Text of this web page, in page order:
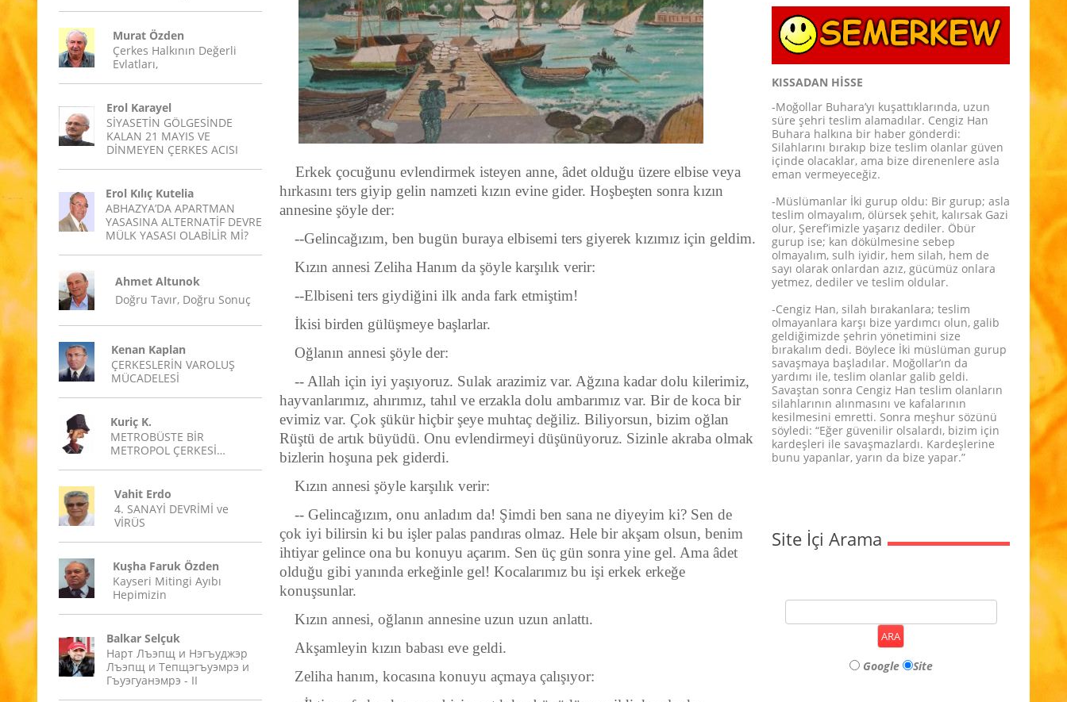
Murat Özden
Çerkes Halkının Değerli
Evlatları,
Erol Karayel
SİYASETİN GÖLGESİNDE
KALAN 21 MAYIS VE
DİNMEYEN ÇERKES ACISI
Erol Kılıç Kutelia
ABHAZYA’DA APARTMAN
YASASINA ALTERNATİF DEVRE
MÜLK YASASI OLABİLİR Mİ?
Ahmet Altunok
Doğru Tavır, Doğru Sonuç
Kenan Kaplan
ÇERKESLERİN VAROLUŞ
MÜCADELESİ
Kuriç K.
METROBÜSTE BİR
METROPOL ÇERKESİ…
Vahit Erdo
4. SANAYİ DEVRİMİ ve
VİRÜS
Kuşha Faruk Özden
Kayseri Mitingi Ayıbı
Hepimizin
Balkar Selçuk
Нарт Лъэпщ и Нэгъуджэр
Лъэпщ и Тепщэгъуэмрэ и
Гъуэгуанэмрэ - II
Erkek çocuğunu evlendirmek isteyen anne, âdet olduğu üzere elbise veya
hırkasını ters giyip gelin namzeti kızın evine gider. Hoşbeşten sonra kızın
annesine şöyle der:
--Gelincağızım, ben bugün buraya elbisemi ters giyerek kızımız için geldim.
Kızın annesi Zeliha Hanım da şöyle karşılık verir:
--Elbiseni ters giydiğini ilk anda fark etmiştim!
İkisi birden gülüşmeye başlarlar.
Oğlanın annesi şöyle der:
-- Allah için iyi yaşıyoruz. Sulak arazimiz var. Ağzına kadar dolu kilerimiz,
hayvanlarımız, ahırımız, tahıl ve erzakla dolu ambarımız var. Bir de koca bir
evimiz var. Çok şükür hiçbir şeye muhtaç değiliz. Biliyorsun, bizim oğlan
Rüştü de artık büyüdü. Onu evlendirmeyi düşünüyoruz. Sizinle akraba olmak
bizlerin hoşuna pek giderdi.
Kızın annesi şöyle karşılık verir:
-- Gelincağızım, onu anladım da! Şimdi ben sana ne diyeyim ki? Sen de
çok iyi bilirsin ki bu işler palas pandıras olmaz. Hele bir akşam olsun, benim
ihtiyar gelince ona bu konuyu açarım. Sen üç gün sonra yine gel. Ama âdet
olduğu gibi yanında erkeğinle gel! Kocalarımız bu işi erkek erkeğe
konuşsunlar.
Kızın annesi, oğlanın annesine uzun uzun anlattı.
Akşamleyin kızın babası eve geldi.
Zeliha hanım, kocasına konuyu açmaya çalışıyor:
KISSADAN HİSSE
-Moğollar Buhara’yı kuşattıklarında, uzun
süre şehri teslim alamadılar. Cengiz Han
Buhara halkına bir haber gönderdi:
Silahlarını bırakıp bize teslim olanlar güven
içinde olacaklar, ama bize direnenlere asla
eman vermeyeceğiz.
-Müslümanlar İki gurup oldu: Bir gurup; asla
teslim olmayalım, ölürsek şehit, kalırsak Gazi
olur, Şeref’imizle yaşarız dediler. Öbür
gurup ise; kan dökülmesine sebep
olmayalım, sulh iyidir, hem silah, hem de
sayı olarak onlardan azız, gücümüz onlara
yetmez, dediler ve teslim oldular.
-Cengiz Han, silah bırakanlara; teslim
olmayanlara karşı bize yardımcı olun, galib
geldiğimizde şehrin yönetimini size
bırakalım dedi. Böylece İki müslüman gurup
savaşmaya başladılar. Moğollar’ın da
yardımı ile, teslim olanlar galib geldi.
Savaştan sonra Cengiz Han teslim olanların
silahlarının alınmasını ve kafalarının
kesilmesini emretti. Sonra meşhur sözünü
söyledi: “Eğer güvenilir olsalardı, bizim için
kardeşleri ile savaşmazlardı. Kardeşlerine
bunu yapanlar, yarın da bize yapar.”
Site İçi Arama
Google Site